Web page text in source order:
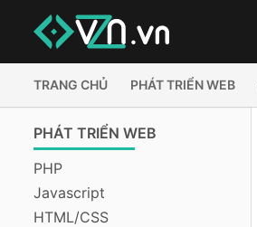
TRANG CHỦ PHÁT TRIỂN WEB
PHÁT TRIỂN WEB
PHP
Javascript
HTML/CSS